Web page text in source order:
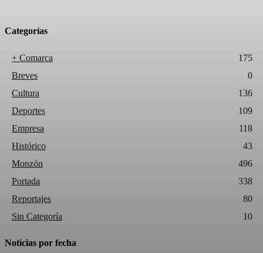
Categorías
+ Comarca
175
Breves
0
Cultura
136
Deportes
109
Empresa
118
Histórico
43
Monzón
496
Portada
338
Reportajes
80
Sin Categoría
10
Noticias por fecha